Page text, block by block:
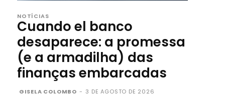
NOTÍCIAS
Cuando el banco
desaparece: a promessa
(e a armadilha) das
finanças embarcadas
GISELA COLOMBO - 3 DE AGOSTO DE 2026